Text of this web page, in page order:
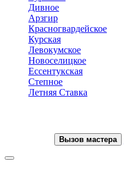
Дивное
Арзгир
Красногвардейское
Курская
Левокумское
Новоселицкое
Ессентукская
Степное
Летняя Ставка
Вызов мастера
Toggle